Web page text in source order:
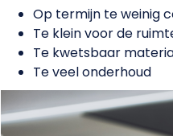
Op termijn te weinig
Te klein voor de
Te kwetsbaar
Te veel onderhoud